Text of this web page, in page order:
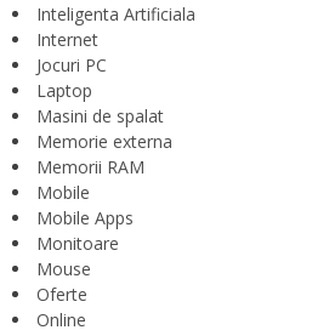
Inteligenta Artificiala
Internet
Jocuri PC
Laptop
Masini de spalat
Memorie externa
Memorii RAM
Mobile
Mobile Apps
Monitoare
Mouse
Oferte
Online